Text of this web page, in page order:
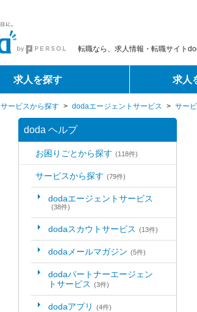
転職なら、求人情報・転職サイト
求人を探す 求人
サービスから探す > dodaエージェントサービス > サー
doda ヘルプ
お困りごとから探す (118件)
サービスから探す (79件)
dodaエージェントサービス
(38件)
dodaスカウトサービス (13件)
dodaメールマガジン (5件)
dodaパートナーエージェン
トサービス (3件)
dodaアプリ (4件)